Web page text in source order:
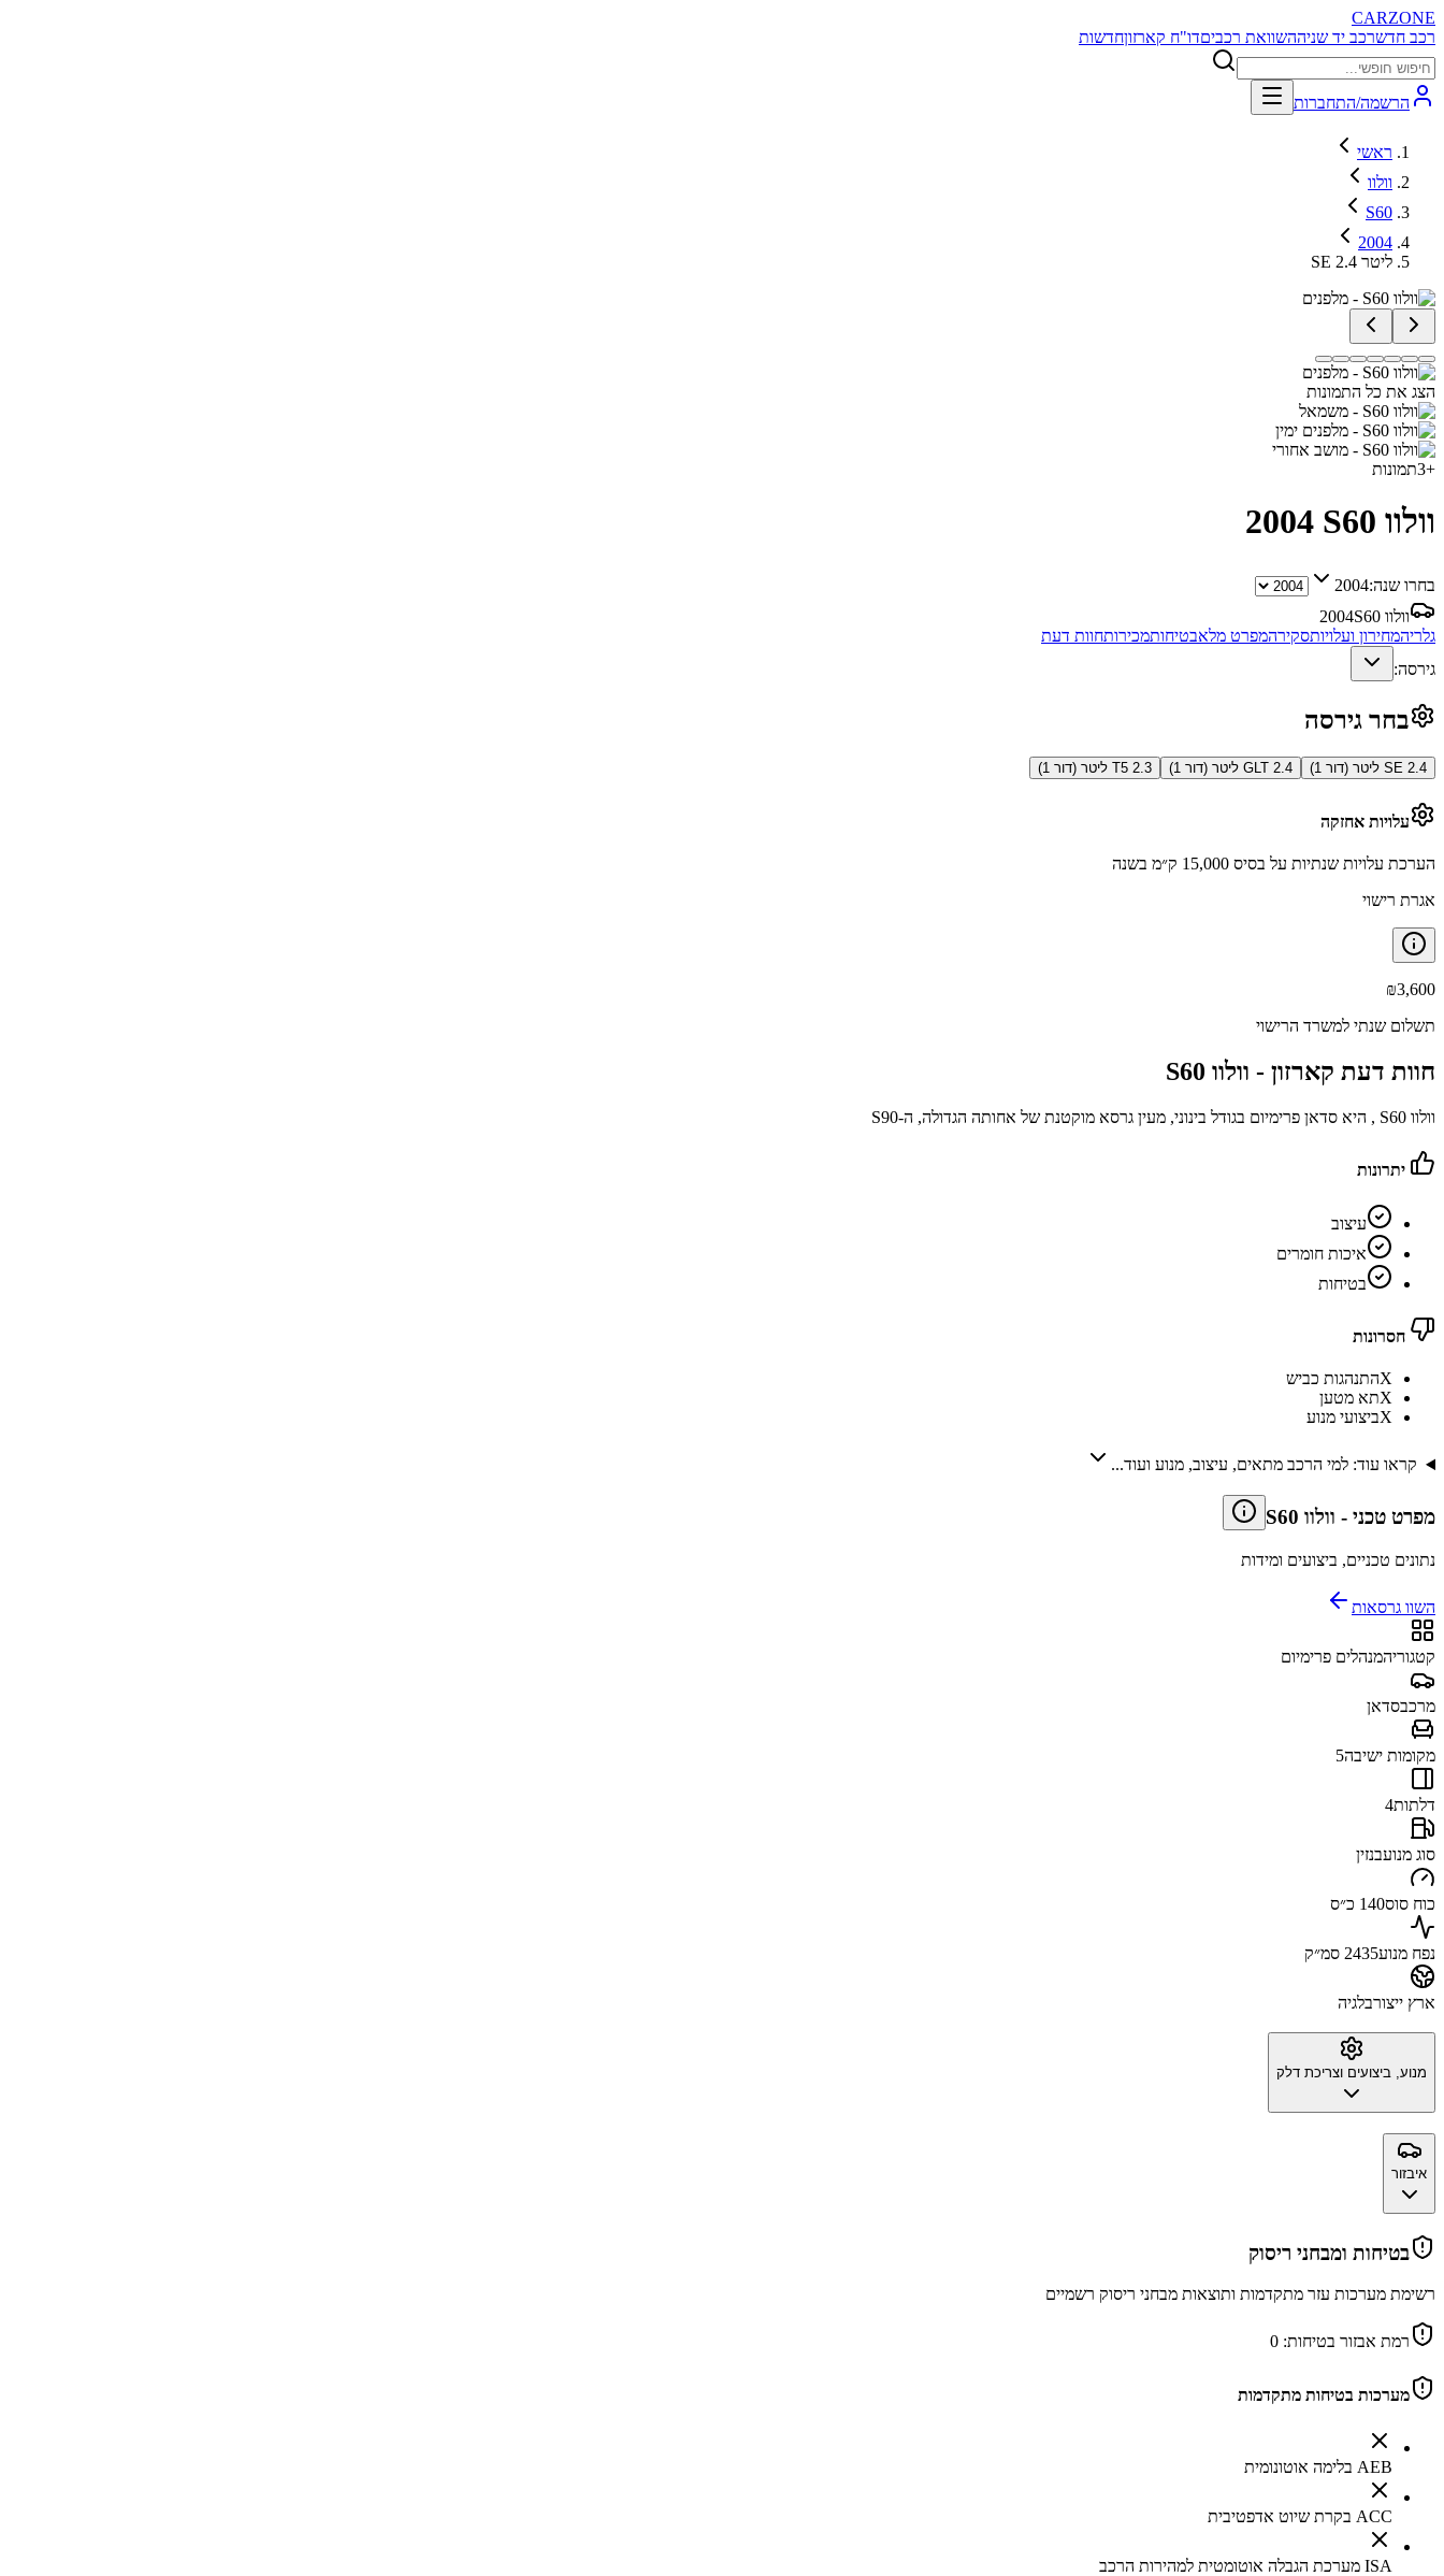
CARZONE
רכב חדשרכב יד שניההשוואת רכביםדו"ח קארזוןחדשות
הרשמה/התחברות
ראשי
וולוו
S60
2004
SE 2.4 ליטר
הצג את כל התמונות
+
3תמונות
וולוו S60 2004
בחרו שנה:2004
וולוו S60
2004
גלריהמחירון ועלויותסקירהמפרט מלאבטיחותמכירותחוות דעת
גירסה:
בחר גירסה
SE 2.4 ליטר (דור 1) GLT 2.4 ליטר (דור 1) T5 2.3 ליטר (דור 1)
עלויות אחזקה
הערכת עלויות שנתיות על בסיס 15,000 ק״מ בשנה
אגרת רישוי
₪3,600
תשלום שנתי למשרד הרישוי
חוות דעת קארזון - וולוו S60
וולוו S60 , היא סדאן פרימיום בגודל בינוני, מעין גרסא מוקטנת של אחותה הגדולה, ה-S90
יתרונות
עיצוב
איכות חומרים
בטיחות
חסרונות
Xהתנהגות כביש
Xתא מטען
Xביצועי מנוע
קראו עוד: למי הרכב מתאים, עיצוב, מנוע ועוד...
מפרט טכני - וולוו S60
נתונים טכניים, ביצועים ומידות
השוו גרסאות
קטגוריהמנהלים פרימיום
מרכבסדאן
מקומות ישיבה5
דלתות4
סוג מנועבנזין
כוח סוס140 כ״ס
נפח מנוע2435 סמ״ק
ארץ ייצורבלגיה
מנוע, ביצועים וצריכת דלק
איבזור
בטיחות ומבחני ריסוק
רשימת מערכות עזר מתקדמות ותוצאות מבחני ריסוק רשמיים
רמת אבזור בטיחות: 0
מערכות בטיחות מתקדמות
AEB בלימה אוטונומית
ACC בקרת שיוט אדפטיבית
ISA מערכת הגבלה אוטומטית למהירות הרכב